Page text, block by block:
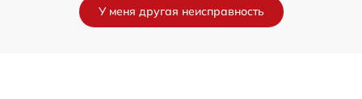
У меня другая неисправность